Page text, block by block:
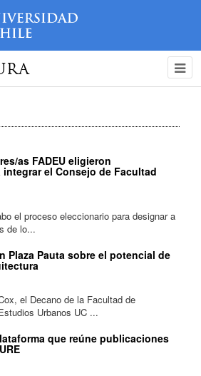
as FADEU eligieron
el Consejo de Facultad
el proceso eleccionario para designar a
de lo...
Plaza Pauta sobre el potencial de
el Decano de la Facultad de
Urbanos UC ...
que reúne publicaciones